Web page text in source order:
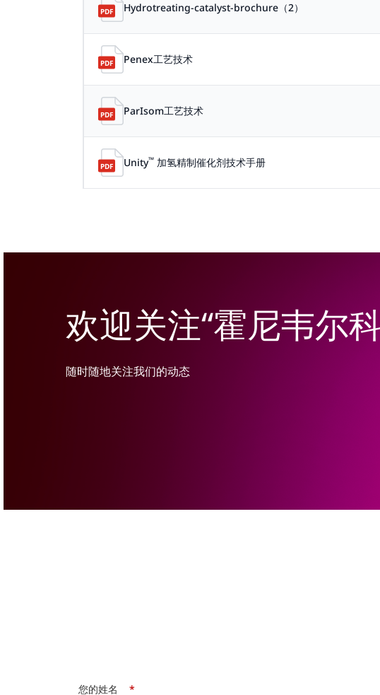
Hydrotreating-catalyst-brochure（2）
Penex工艺技术
ParIsom工艺技术
Unity™加氢精制催化剂技术手册
欢迎关注“霍尼韦尔
随时随地关注我们的动态
*
您的姓名